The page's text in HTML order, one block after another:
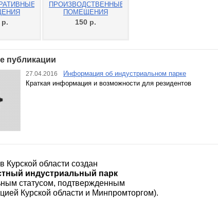
р.
ПРОИЗВОДСТВЕННЫЕ
ПОМЕЩЕНИЯ
150 р.
публикации
27.04.2016
Информация об индустриальном парке
Краткая информация и возможности для резидентов
Курской области создан
индустриальный парк
статусом, подтвержденным
Курской области и Минпромторгом).